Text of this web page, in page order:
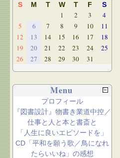
S M T W T F S
1 2 3
4
5
6 7 8 9 10
11
12
13 14 15 16 17
18
19
20 21 22 23 24
25
26
27 28 29 30 31
Menu
プロフィール
『図書設計』物書き業道中控／
仕事と人と本と書斎と
「人生に良いエピソードを」
CD「平和を願う歌／鳥になれ
たらいいね」の感想